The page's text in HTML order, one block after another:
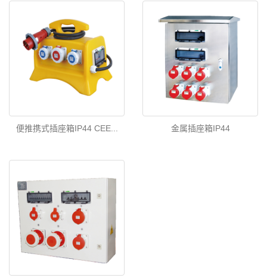
便推携式插座箱IP44 CEE... 金属插座箱IP44